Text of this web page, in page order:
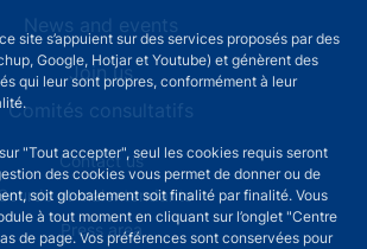
site s’appuient sur des services proposés par des
Google, Hotjar et Youtube) et génèrent des
qui leur sont propres, conformément à leur
"Tout accepter", seul les cookies requis seront
des cookies vous permet de donner ou de
soit globalement soit finalité par finalité. Vous
à tout moment en cliquant sur l’onglet "Centre
de page. Vos préférences sont conservées pour
News and events
Join us
Comités consultatifs
menuContact us
et malentendants
Press area